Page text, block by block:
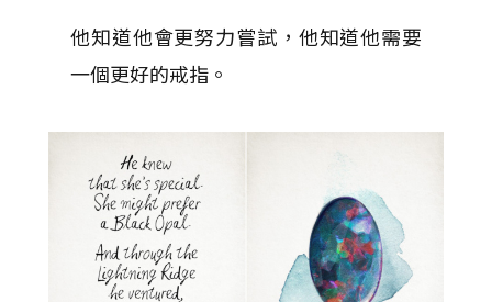
他知道他會更努力嘗試，他知道他需要
一個更好的戒指。